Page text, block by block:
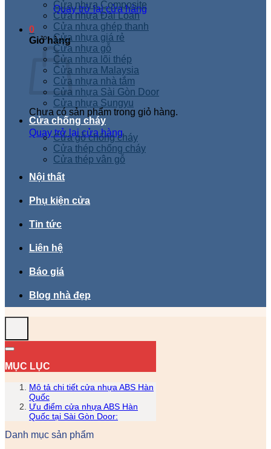
Quay trở lại cửa hàng
0
Giỏ hàng
Chưa có sản phẩm trong giỏ hàng.
Quay trở lại cửa hàng
Cửa nhựa Composite
Cửa nhựa Đài Loan
Cửa nhựa ghép thanh
Cửa nhựa giá rẻ
Cửa nhựa gỗ
Cửa nhựa lõi thép
Cửa nhựa Malaysia
Cửa nhựa nhà tắm
Cửa nhựa Sài Gòn Door
Cửa nhựa Sungyu
Cửa chống cháy
Cửa gỗ chống cháy
Cửa thép chống cháy
Cửa thép vân gỗ
Nội thất
Phụ kiện cửa
Tin tức
Liên hệ
Báo giá
Blog nhà đẹp
MỤC LỤC
Mô tả chi tiết cửa nhựa ABS Hàn
Quốc
Ưu điểm cửa nhựa ABS Hàn
Quốc tại Sài Gòn Door:
Danh mục sản phẩm